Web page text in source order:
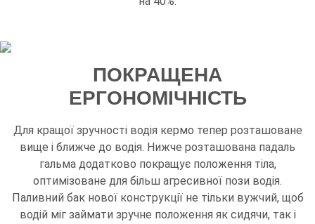
ПОКРАЩЕНА
ЕРГОНОМІЧНІСТЬ
Для кращої зручності водія кермо тепер розташоване
вище і ближче до водія. Нижче розташована падаль
гальма додатково покращує положення тіла,
оптимізоване для більш агресивної пози водія.
Паливний бак нової конструкції не тільки вужчий, щоб
водій міг займати зручне положення як сидячи, так і